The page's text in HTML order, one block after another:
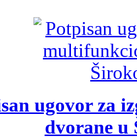
ugovor za
dvorane u